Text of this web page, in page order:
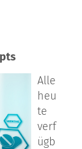
Alle
heu
te
verf
ügb